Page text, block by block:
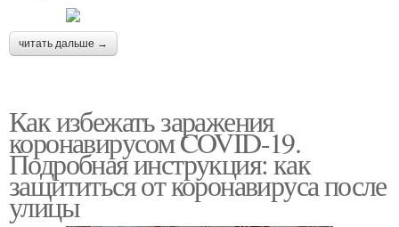
читать дальше →
Как избежать заражения
коронавирусом COVID-19.
Подробная инструкция: как
защититься от коронавируса после
улицы